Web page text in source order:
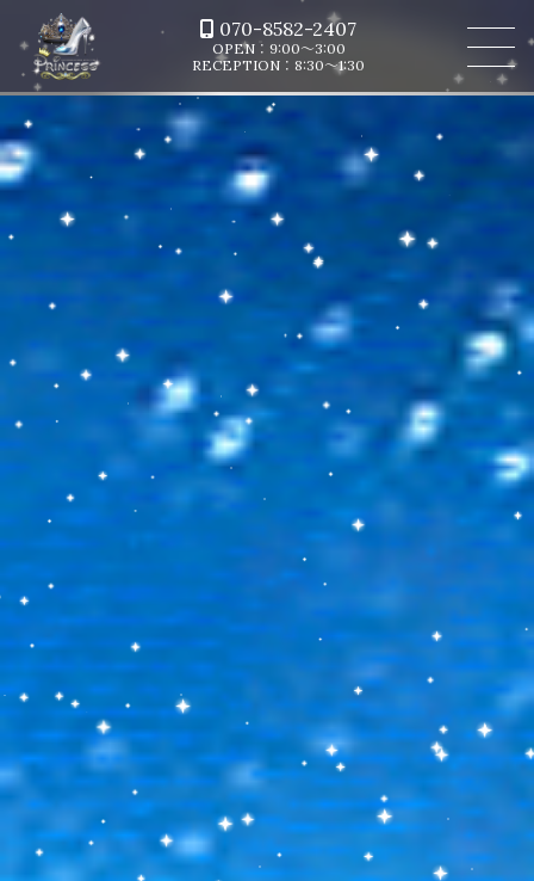
070-8582-2407
OPEN：9:00～3:00
RECEPTION：8:30～1:30